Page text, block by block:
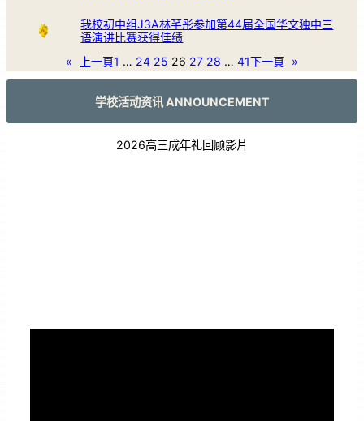
我校初中组J3A林芊彤参加第44届全国华文独中三
语演讲比赛获得佳绩
«
上一頁1 … 24 25 26 27 28 … 41下一頁 »
学校活动资讯 ANNOUNCEMENT
2026高三成年礼回顾影片